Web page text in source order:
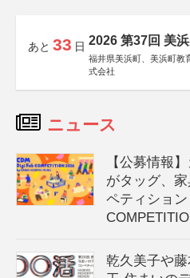
あと 33 日 2026 第37回 美
福井県美浜町、美浜町教
式会社
ニュース
【公募情報
がタッグ、
ペティショ
乾久美子や